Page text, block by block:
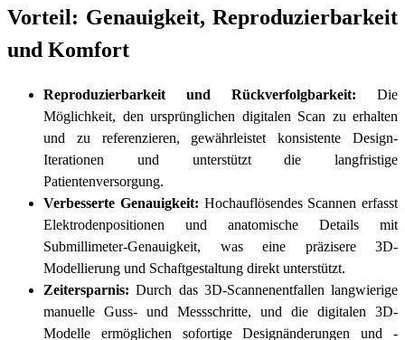
Vorteil: Genauigkeit, Reproduzierbarkeit
und Komfort
Reproduzierbarkeit und Rückverfolgbarkeit: Die
Möglichkeit, den ursprünglichen digitalen Scan zu erhalten
und zu referenzieren, gewährleistetkonsistente Design-
Iterationen und unterstützt die langfristige
Patientenversorgung.
Verbesserte Genauigkeit: Hochauflösendes Scannen erfasst
Elektrodenpositionen und anatomische Details mit
Submillimeter-Genauigkeit, was eine präzisere 3D-
Modellierung und Schaftgestaltung direkt unterstützt.
Zeitersparnis:Durch das 3D-Scannenentfallen langwierige
manuelle Guss- und Messschritte, und die digitalen 3D-
Modelle ermöglichen sofortigeDesignänderungen und-